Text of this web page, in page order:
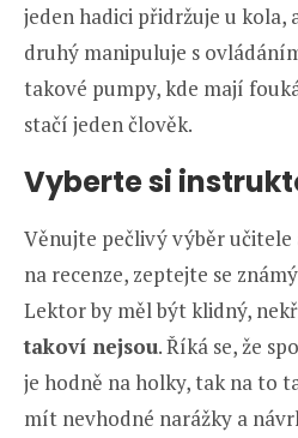
jeden hadici přidržuje u kola,
druhý manipuluje s
takové pumpy, kde mají
stačí jeden člověk.
Vyberte si
Věnujte pečlivý výběr učitele
na recenze, zeptejte se
Lektor by měl být klidný,
takoví nejsou. Říká se, že
je hodně na holky, tak na to
mít nevhodné narážky a